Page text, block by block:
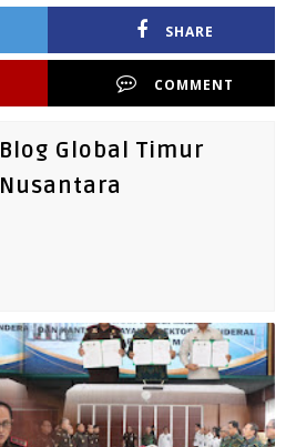
SHARE
COMMENT
Blog Global Timur
Nusantara